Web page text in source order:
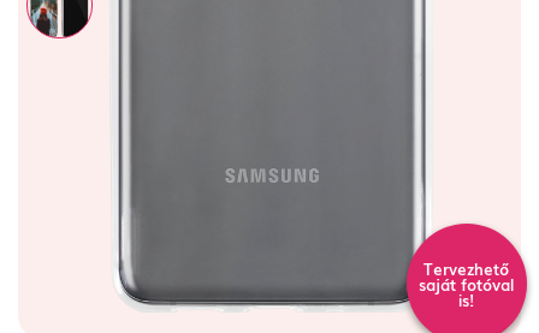
Tervezhető
saját fotóval
is!